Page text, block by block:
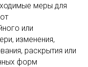
меры для
или
изменения,
раскрытия или
форм